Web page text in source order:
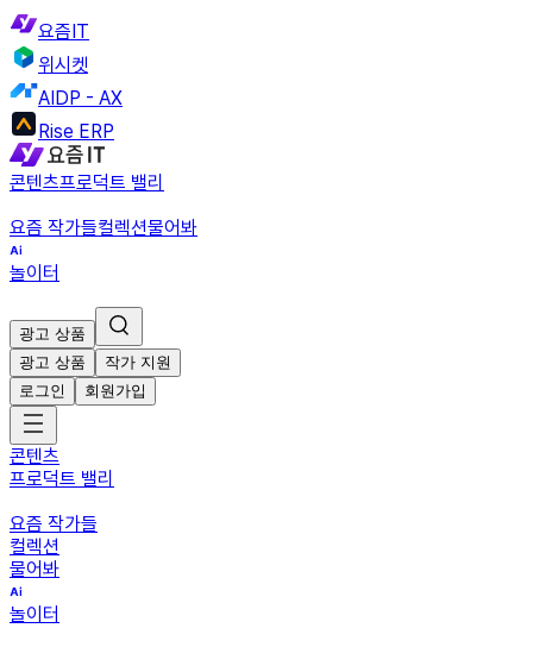
요즘IT
위시켓
AIDP - AX
Rise ERP
콘텐츠프로덕트 밸리
요즘 작가들컬렉션물어봐
놀이터
광고 상품
광고 상품
작가 지원
로그인
회원가입
콘텐츠
프로덕트 밸리
요즘 작가들
컬렉션
물어봐
놀이터